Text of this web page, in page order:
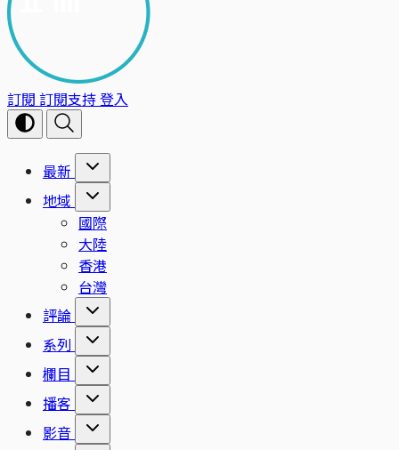
訂閱 訂閱支持登入
最新
地域
國際
大陸
香港
台灣
評論
系列
欄目
播客
影音